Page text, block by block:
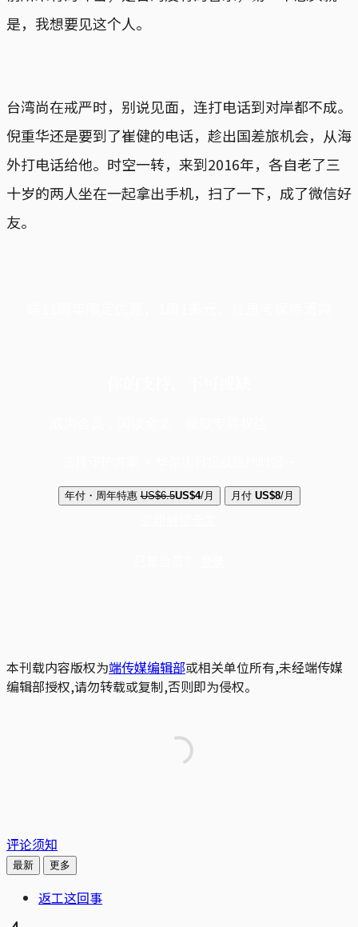
是，我想要见这个人。
台湾尚在戒严时，别说见面，连打电话到对岸都不成。
倪重华还是要到了崔健的电话，趁出国差旅机会，从海
外打电话给他。时空一转，来到2016年，各自老了三
十岁的两人坐在一起拿出手机，扫了一下，成了微信好
友。
年付・周年特惠 US$6.5US$4/月 月付 US$8/月
本刊载内容版权为端传媒编辑部或相关单位所有,未经端传媒
编辑部授权,请勿转载或复制,否则即为侵权。
评论须知
最新 更多
返工这回事